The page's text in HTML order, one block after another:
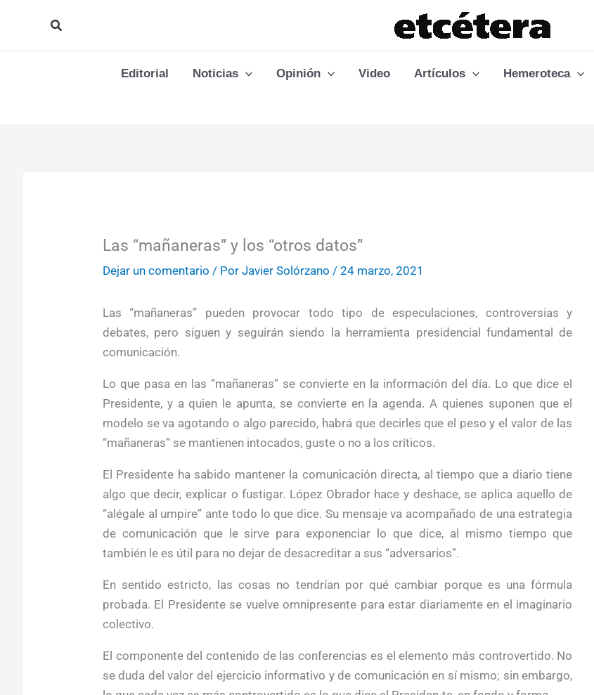
Buscar
Editorial Noticias Opinión Video Artículos Hemeroteca
Las “mañaneras” y los “otros datos”
Dejar un comentario / Por Javier Solórzano / 24 marzo, 2021
Las “mañaneras” pueden provocar todo tipo de especulaciones, controversias y
debates, pero siguen y seguirán siendo la herramienta presidencial fundamental de
comunicación.
Lo que pasa en las “mañaneras” se convierte en la información del día. Lo que dice el
Presidente, y a quien le apunta, se convierte en la agenda. A quienes suponen que el
modelo se va agotando o algo parecido, habrá que decirles que el peso y el valor de las
“mañaneras” se mantienen intocados, guste o no a los críticos.
El Presidente ha sabido mantener la comunicación directa, al tiempo que a diario tiene
algo que decir, explicar o fustigar. López Obrador hace y deshace, se aplica aquello de
“alégale al umpire” ante todo lo que dice. Su mensaje va acompañado de una estrategia
de comunicación que le sirve para exponenciar lo que dice, al mismo tiempo que
también le es útil para no dejar de desacreditar a sus “adversarios”.
En sentido estricto, las cosas no tendrían por qué cambiar porque es una fórmula
probada. El Presidente se vuelve omnipresente para estar diariamente en el imaginario
colectivo.
El componente del contenido de las conferencias es el elemento más controvertido. No
se duda del valor del ejercicio informativo y de comunicación en sí mismo; sin embargo,